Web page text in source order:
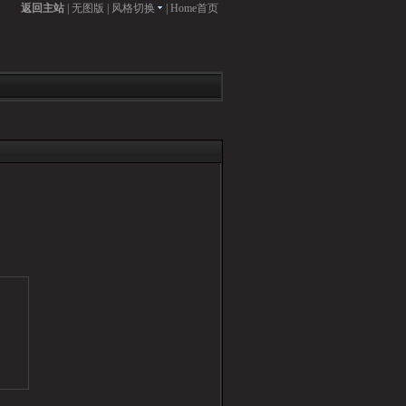
返回主站 无图版 风格切换 Home首页